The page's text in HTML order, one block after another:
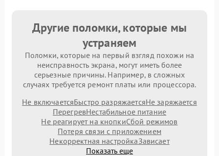
Другие поломки, которые мы
устраняем
Поломки, которые на первый взгляд похожи на
неисправность экрана, могут иметь более
серьезные причины. Например, в сложных
случаях требуется ремонт платы или процессора.
Не включаетсяБыстро разряжаетсяНе заряжается
ПерегревНестабильное питание
Не реагирует на кнопкиСбой режимов
Потеря связи с приложением
Некорректная настройкаЗависает
Показать еще